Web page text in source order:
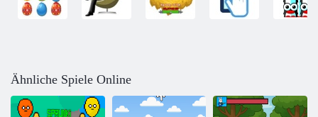
Ähnliche Spiele Online